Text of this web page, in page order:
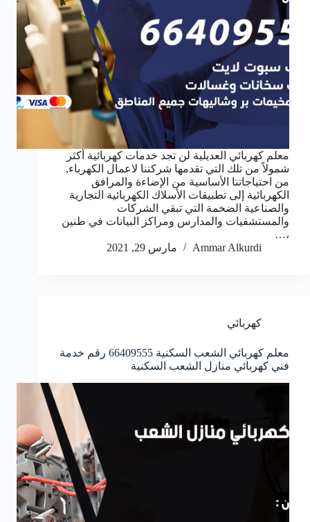
معلم كهربائي العديلية لن تجد خدمات كهربائية أكثر
شمولاً من تلك التي تقدمها شركتنا لاعمال الكهرباء,
من احتياجاتنا الأساسية من الإضاءة والمرافق
الكهربائية إلى تطبيقات الأسلاك الكهربائية التجارية
والصناعية الضخمة التي تبقي الشركات
والمستشفيات والمدارس ومراكز البيانات في طنين
،…
Ammar Alkurdi
مارس 29, 2021
كهربائي
معلم كهربائي الشعب السكنية 66409555 رقم خدمة
فني كهربائي منازل الشعب السكنية